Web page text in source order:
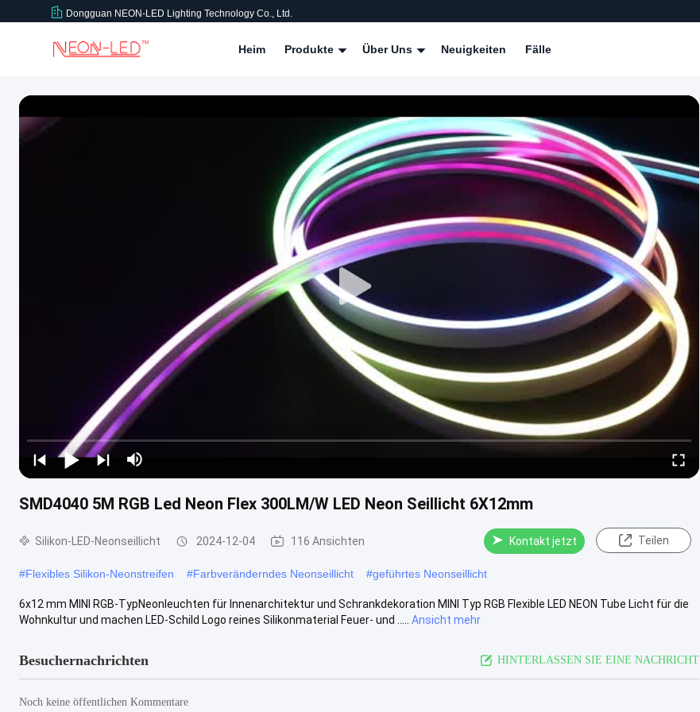
Dongguan NEON-LED Lighting Technology Co., Ltd.
Heim Produkte Über Uns Neuigkeiten Fälle
SMD4040 5M RGB Led Neon Flex 300LM/W LED Neon Seillicht 6X12mm
Silikon-LED-Neonseillicht 2024-12-04 116 Ansichten Kontakt jetzt Teilen
#Flexibles Silikon-Neonstreifen #Farbveränderndes Neonseillicht #geführtes Neonseillicht
6x12 mm MINI RGB-TypNeonleuchten für Innenarchitektur und Schrankdekoration MINI Typ RGB Flexible LED NEON Tube Licht für die
Wohnkultur und machen LED-Schild Logo reines Silikonmaterial Feuer- und .....
Ansicht mehr
Besuchernachrichten HINTERLASSEN SIE EINE NACHRICHT
Noch keine öffentlichen Kommentare